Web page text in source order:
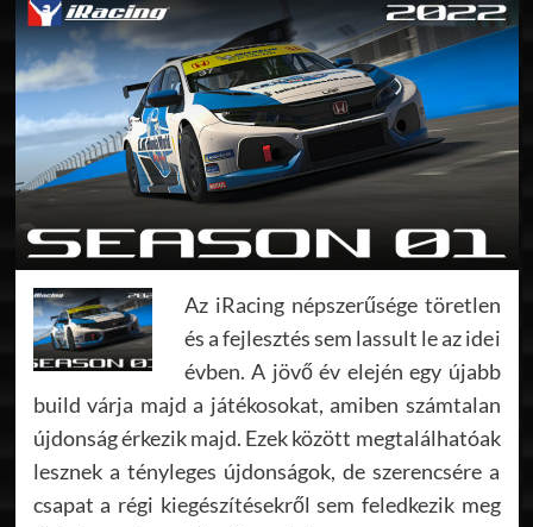
Az iRacing népszerűsége töretlen
és a fejlesztés sem lassult le az idei
évben. A jövő év elején egy újabb
build várja majd a játékosokat, amiben számtalan
újdonság érkezik majd. Ezek között megtalálhatóak
lesznek a tényleges újdonságok, de szerencsére a
csapat a régi kiegészítésekről sem feledkezik meg